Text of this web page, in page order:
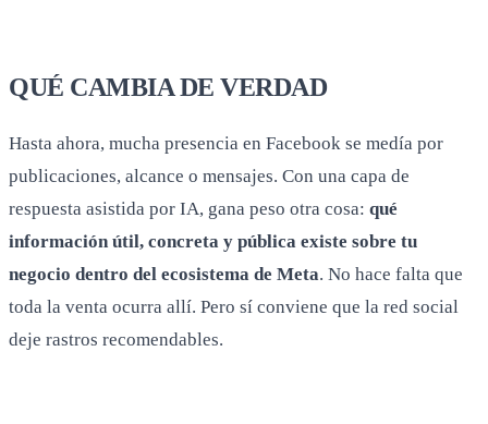
QUÉ CAMBIA DE VERDAD
Hasta ahora, mucha presencia en Facebook se medía por
publicaciones, alcance o mensajes. Con una capa de
respuesta asistida por IA, gana peso otra cosa: qué
información útil, concreta y pública existe sobre tu
negocio dentro del ecosistema de Meta. No hace falta que
toda la venta ocurra allí. Pero sí conviene que la red social
deje rastros recomendables.